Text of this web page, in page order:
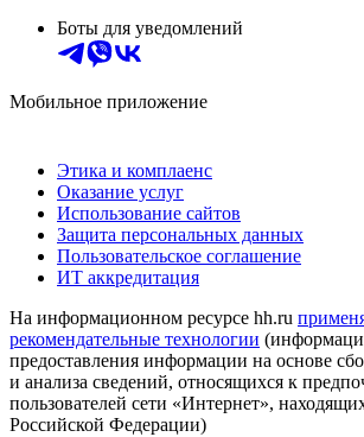
Боты для уведомлений
Мобильное приложение
Этика и комплаенс
Оказание услуг
Использование сайтов
Защита персональных данных
Пользовательское соглашение
ИТ аккредитация
На информационном ресурсе hh.ru
рекомендательные технологии
предоставления информации на основе
и анализа сведений, относящихся к
пользователей сети «Интернет»,
Российской Федерации)